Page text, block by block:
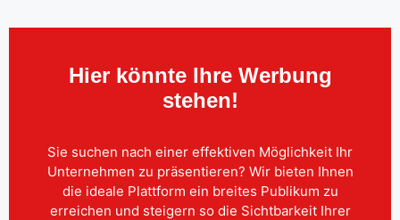
Hier könnte Ihre Werbung
stehen!
Sie suchen nach einer effektiven Möglichkeit Ihr
Unternehmen zu präsentieren? Wir bieten Ihnen
die ideale Plattform ein breites Publikum zu
erreichen und steigern so die Sichtbarkeit Ihrer